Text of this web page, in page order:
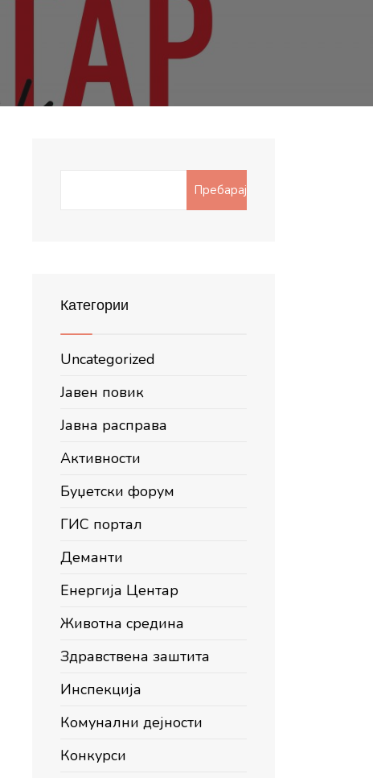
Пребарај
Категории
Uncategorized
Јавен повик
Јавна расправа
Активности
Буџетски форум
ГИС портал
Деманти
Енергија Центар
Животна средина
Здравствена заштита
Инспекција
Комунални дејности
Конкурси